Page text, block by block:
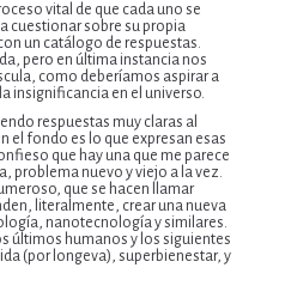
vital de que cada uno se
cuestionar sobre su propia
un catálogo de respuestas.
pero en última instancia nos
como deberíamos aspirar a
insignificancia en el universo.
respuestas muy claras al
el fondo es lo que expresan esas
que hay una que me parece
problema nuevo y viejo a la vez.
que se hacen llamar
literalmente, crear una nueva
nanotecnología y similares.
últimos humanos y los siguientes
(por longeva), superbienestar, y